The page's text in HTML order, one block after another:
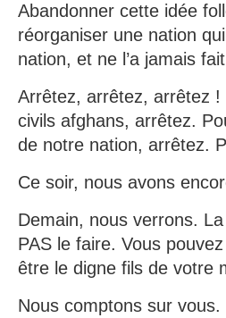
Abandonner cette idée
réorganiser une nation
nation, et ne l’a jamais
Arrêtez, arrêtez, arrêtez !
civils afghans, arrêtez.
de notre nation, arrêtez.
Ce soir, nous avons
Demain, nous verrons.
PAS le faire. Vous
être le digne fils de votre
Nous comptons sur vous.